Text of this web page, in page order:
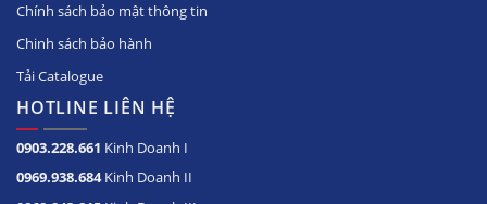
Chính sách bảo mật thông tin
Chinh sách bảo hành
Tải Catalogue
HOTLINE LIÊN HỆ
0903.228.661 Kinh Doanh I
0969.938.684Kinh Doanh II